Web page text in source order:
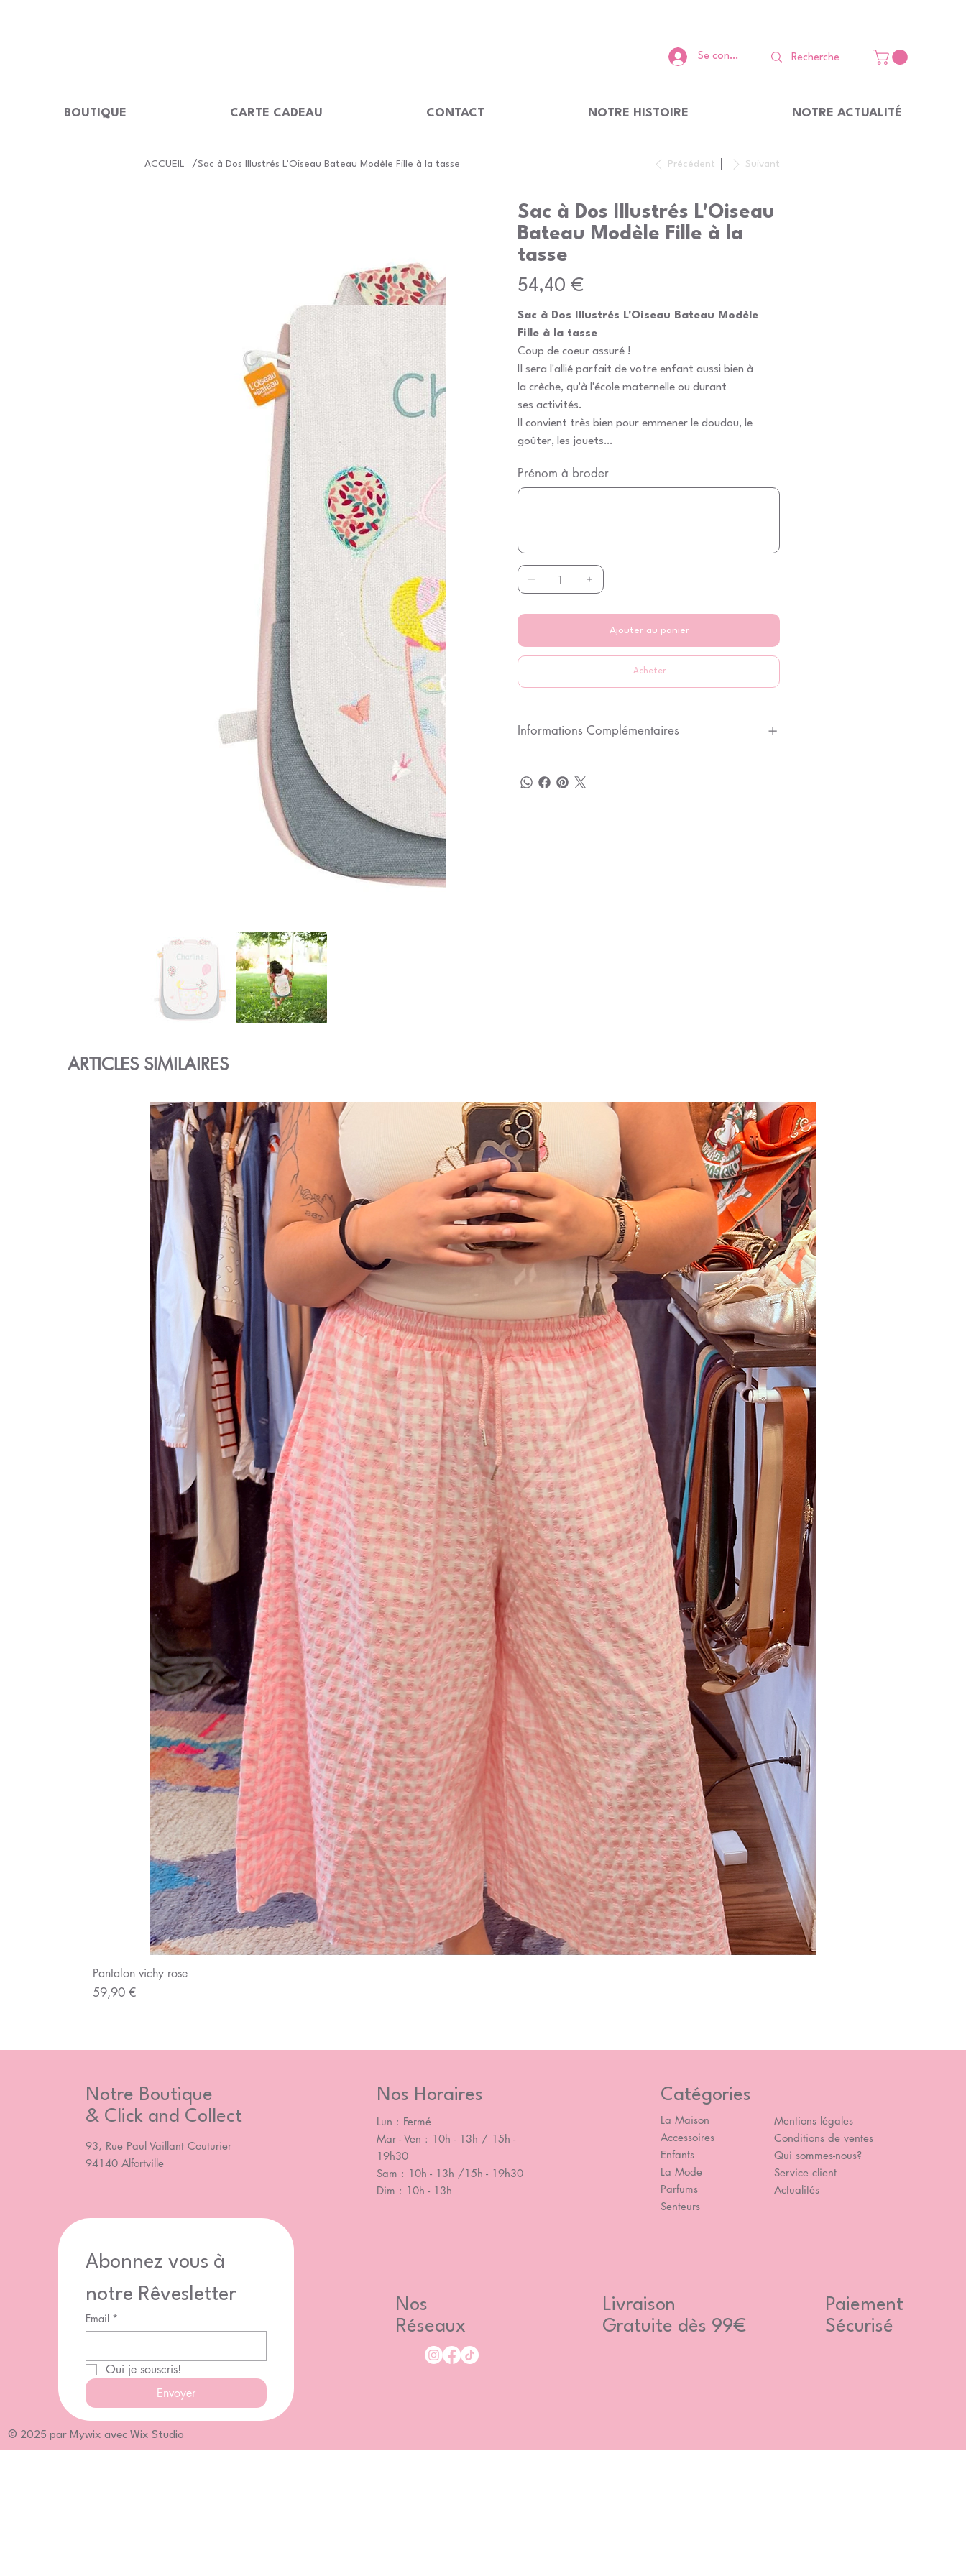
Se connecter
BOUTIQUE CARTE CADEAU CONTACT NOTRE HISTOIRE NOTRE ACTUALITÉ
ACCUEIL /Sac à Dos Illustrés L'Oiseau Bateau Modèle Fille à la tasse Précédent Suivant
Sac à Dos Illustrés L'Oiseau
Bateau Modèle Fille à la
tasse
Prix
54,40 €
Sac à Dos Illustrés L'Oiseau Bateau Modèle
Fille à la tasse
Coup de coeur assuré !
Il sera l'allié parfait de votre enfant aussi bien à
la crèche, qu'à l'école maternelle ou durant
ses activités.
Il convient très bien pour emmener le doudou, le
goûter, les jouets…
Prénom à broder
500
Ajouter au panier
Acheter
Informations Complémentaires
ARTICLES SIMILAIRES
Pantalon vichy rose
Prix
59,90 €
Notre Boutique
& Click and Collect
93, Rue Paul Vaillant Couturier
94140 Alfortville
Nos Horaires
Lun : Fermé
Mar - Ven : 10h - 13h / 15h -
19h30
Sam : 10h - 13h /15h - 19h30
Dim : 10h - 13h
Catégories
La Maison
Accessoires
Enfants
La Mode
Parfums
Senteurs
Mentions légales
Conditions de ventes
Qui sommes-nous?
Service client
Actualités
Abonnez vous à
notre Rêvesletter
Email *
Oui je souscris!
Envoyer
Nos
Réseaux
Livraison
Gratuite dès 99€
Paiement
Sécurisé
© 2025 par Mywix avec Wix Studio